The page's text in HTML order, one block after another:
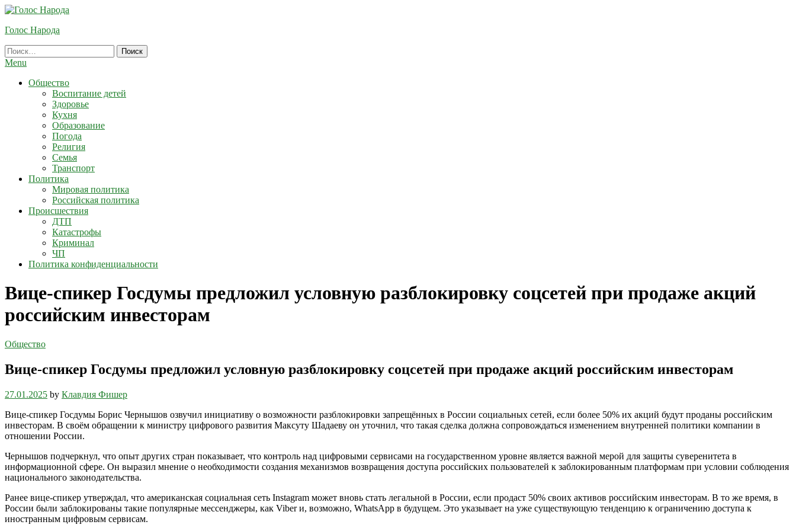
Skip
Content
Голос Народа
Найти:
Menu
Общество
Воспитание детей
Здоровье
Кухня
Образование
Погода
Религия
Семья
Транспорт
Политика
Мировая политика
Российская политика
Происшествия
ДТП
Катастрофы
Криминал
ЧП
Политика конфиденциальности
Вице-спикер Госдумы предложил условную разблокировку соцсетей при продаже акций
российским инвесторам
Общество
Вице-спикер Госдумы предложил условную разблокировку соцсетей при продаже акций российским инвесторам
27.01.2025 by Клавдия Фишер
Вице-спикер Госдумы Борис Чернышов озвучил инициативу о возможности разблокировки запрещённых в России социальных сетей, если более 50% их акций будут проданы российским
инвесторам. В своём обращении к министру цифрового развития Максуту Шадаеву он уточнил, что такая сделка должна сопровождаться изменением внутренней политики компании в
отношении России.
Чернышов подчеркнул, что опыт других стран показывает, что контроль над цифровыми сервисами на государственном уровне является важной мерой для защиты суверенитета в
информационной сфере. Он выразил мнение о необходимости создания механизмов возвращения доступа российских пользователей к заблокированным платформам при условии соблюдения
национального законодательства.
Ранее вице-спикер утверждал, что американская социальная сеть Instagram может вновь стать легальной в России, если продаст 50% своих активов российским инвесторам. В то же время, в
России были заблокированы такие популярные мессенджеры, как Viber и, возможно, WhatsApp в будущем. Это указывает на уже существующую тенденцию к ограничению доступа к
иностранным цифровым сервисам.